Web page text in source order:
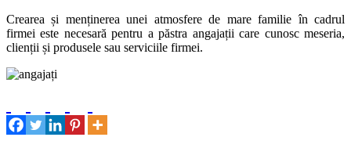
Crearea și menținerea unei atmosfere de mare familie în cadrul
firmei este necesară pentru a păstra angajații care cunosc meseria,
clienții și produsele sau serviciile firmei.